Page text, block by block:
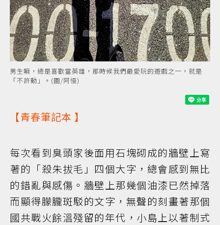
男生嘛，總是喜歡當英雄，那時候我們最愛玩的遊戲之一，就是
「不許動」。(圖/阿慢)
【青春筆記本 】
每次看到臭頭家後面用石塊砌成的牆壁上寫
著的「殺朱拔毛」四個大字，總會感到無比
的錯亂與感傷。牆壁上那幾個油漆已然掉落
而顯得朦朧斑駁的文字，無聲的刻畫著那個
國共戰火餘溫殘留的年代，小島上以著制式